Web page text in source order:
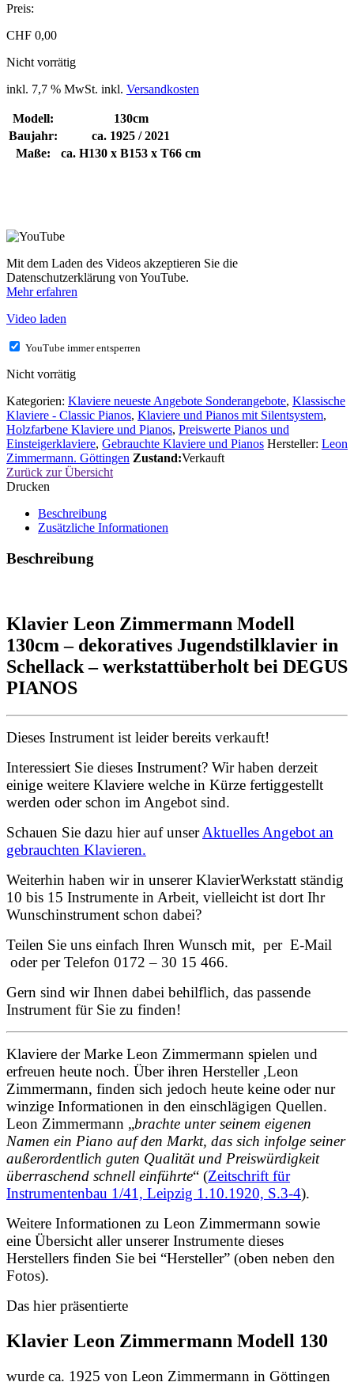
Preis:
CHF 0,00
Nicht vorrätig
inkl. 7,7 % MwSt. inkl. Versandkosten
Modell:
130cm
Baujahr:
ca. 1925 / 2021
Maße:
ca. H130 x B153 x T66 cm
Mit dem Laden des Videos akzeptieren Sie die
Datenschutzerklärung von YouTube.
Mehr erfahren
Video laden
YouTube immer entsperren
Nicht vorrätig
Kategorien: Klaviere neueste Angebote Sonderangebote, Klassische
Klaviere - Classic Pianos, Klaviere und Pianos mit Silentsystem,
Holzfarbene Klaviere und Pianos, Preiswerte Pianos und
Einsteigerklaviere, Gebrauchte Klaviere und Pianos Hersteller: Leon
Zimmermann. Göttingen Zustand:Verkauft
Zurück zur Übersicht
Drucken
Beschreibung
Zusätzliche Informationen
Beschreibung
Klavier Leon Zimmermann Modell
130cm – dekoratives Jugendstilklavier in
Schellack – werkstattüberholt bei DEGUS
PIANOS
Dieses Instrument ist leider bereits verkauft!
Interessiert Sie dieses Instrument? Wir haben derzeit
einige weitere Klaviere welche in Kürze fertiggestellt
werden oder schon im Angebot sind.
Schauen Sie dazu hier auf unserAktuelles Angebot an
gebrauchten Klavieren.
Weiterhin haben wir in unserer KlavierWerkstatt ständig
10 bis 15 Instrumente in Arbeit, vielleicht ist dort Ihr
Wunschinstrument schon dabei?
Teilen Sie uns einfach Ihren Wunsch mit, per E-Mail
oder per Telefon 0172 – 30 15 466.
Gern sind wir Ihnen dabei behilflich, das passende
Instrument für Sie zu finden!
Klaviere der Marke Leon Zimmermann spielen und
erfreuen heute noch. Über ihren Hersteller ,Leon
Zimmermann, finden sich jedoch heute keine oder nur
winzige Informationen in den einschlägigen Quellen.
Leon Zimmermann „brachte unter seinem eigenen
Namen ein Piano auf den Markt, das sich infolge seiner
außerordentlich guten Qualität und Preiswürdigkeit
überraschend schnell einführte“ (Zeitschrift für
Instrumentenbau 1/41, Leipzig 1.10.1920, S.3-4).
Weitere Informationen zu Leon Zimmermann sowie
eine Übersicht aller unserer Instrumente dieses
Herstellers finden Sie bei “Hersteller” (oben neben den
Fotos).
Das hier präsentierte
Klavier Leon Zimmermann Modell 130
wurde ca. 1925 von Leon Zimmermann in Göttingen